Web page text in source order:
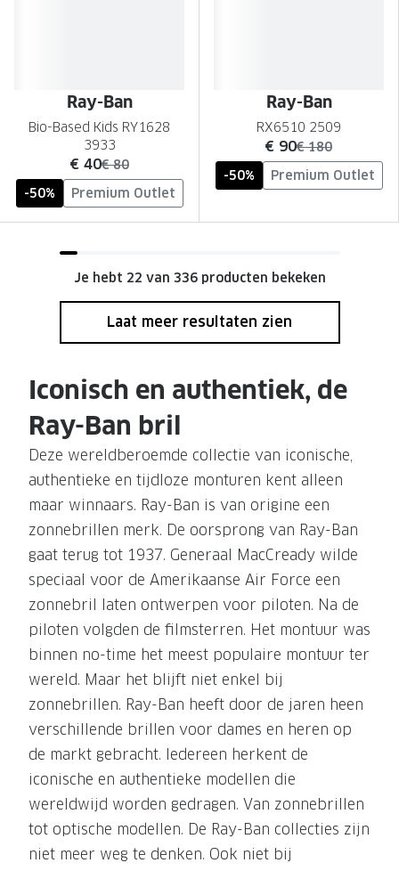
Ray-Ban
Bio-Based Kids RY1628
3933
nu:
€ 40was:
€ 80
-50%
Premium Outlet
Ray-Ban
RX6510 2509
nu:
€ 90was:
€ 180
-50%
Premium Outlet
Je hebt 22 van 336 producten bekeken
Laat meer resultaten zien
Iconisch en authentiek, de
Ray-Ban bril
Deze wereldberoemde collectie van iconische,
authentieke en tijdloze monturen kent alleen
maar winnaars. Ray-Ban is van origine een
zonnebrillen merk. De oorsprong van Ray-Ban
gaat terug tot 1937. Generaal MacCready wilde
speciaal voor de Amerikaanse Air Force een
zonnebril laten ontwerpen voor piloten. Na de
piloten volgden de filmsterren. Het montuur was
binnen no-time het meest populaire montuur ter
wereld. Maar het blijft niet enkel bij
zonnebrillen. Ray-Ban heeft door de jaren heen
verschillende brillen voor dames en heren op
de markt gebracht. Iedereen herkent de
iconische en authentieke modellen die
wereldwijd worden gedragen. Van zonnebrillen
tot optische modellen. De Ray-Ban collecties zijn
niet meer weg te denken. Ook niet bij